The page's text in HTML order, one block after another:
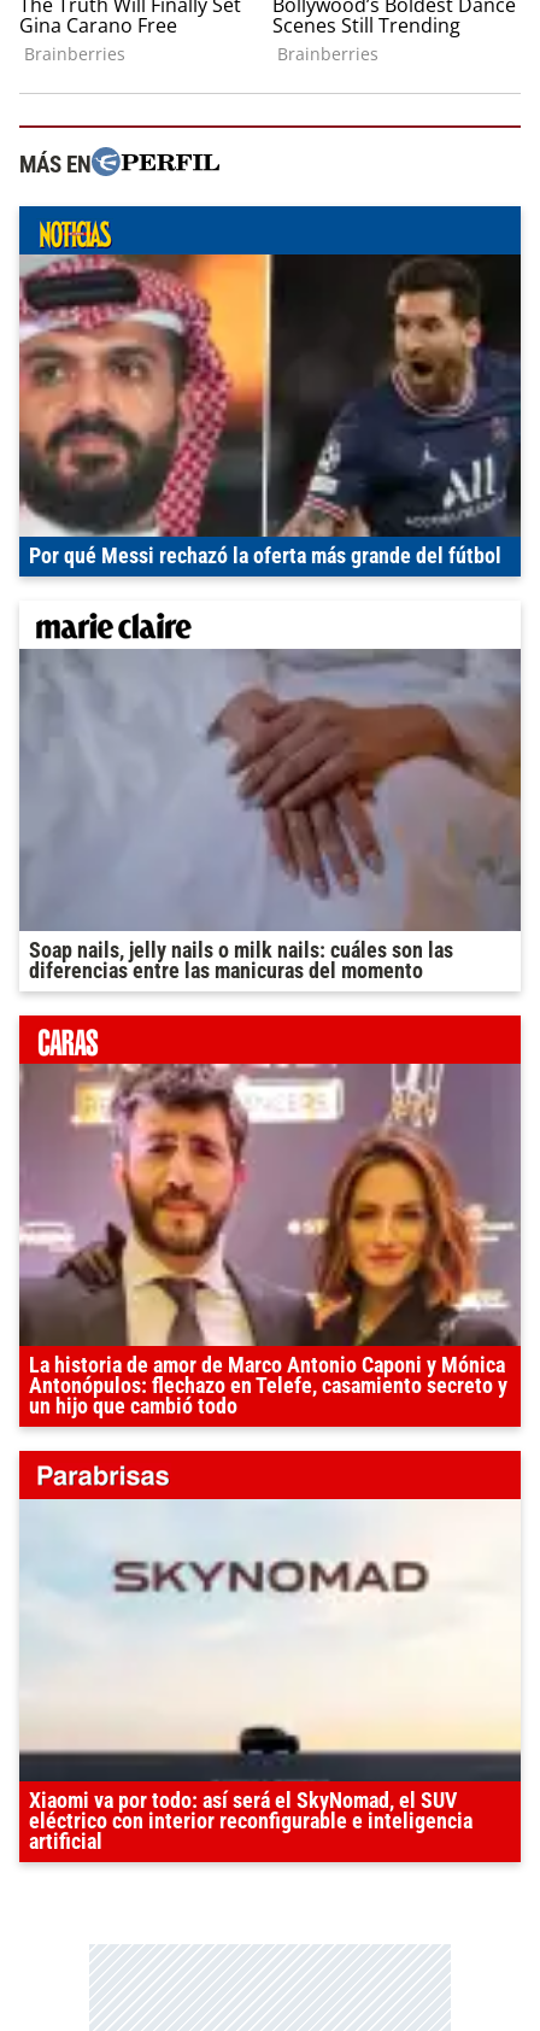
MÁS EN
Por qué Messi rechazó la oferta más grande del fútbol
Soap nails, jelly nails o milk nails: cuáles son las
diferencias entre las manicuras del momento
La historia de amor de Marco Antonio Caponi y Mónica
Antonópulos: flechazo en Telefe, casamiento secreto y
un hijo que cambió todo
Xiaomi va por todo: así será el SkyNomad, el SUV
eléctrico con interior reconfigurable e inteligencia
artificial